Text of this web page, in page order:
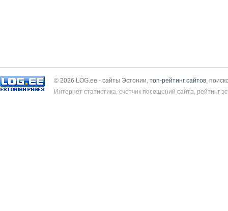
© 2026 LOG.ee - сайты Эстонии, топ-рейтинг сайтов ,
Интернет статистика, счетчик посещений сайта, рейтинг